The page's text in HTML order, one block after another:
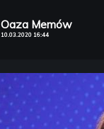
Oaza Memów
10.03.2020 16:44